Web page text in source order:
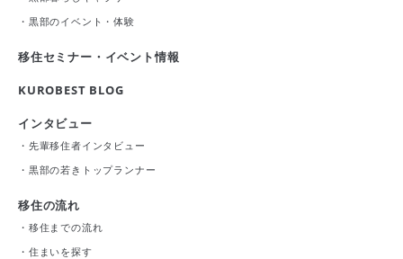
・ 黒部のイベント・体験
移住セミナー・イベント情報
KUROBEST BLOG
インタビュー
・ 先輩移住者インタビュー
・ 黒部の若きトップランナー
移住の流れ
・ 移住までの流れ
・ 住まいを探す